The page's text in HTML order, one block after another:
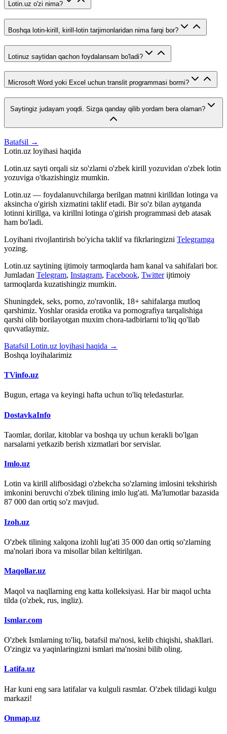
Lotin.uz o'zi nima?
Boshqa lotin-kirill, kirill-lotin tarjimonlaridan nima farqi bor?
Lotinuz saytidan qachon foydalansam bo'ladi?
Microsoft Word yoki Excel uchun translit programmasi bormi?
Saytingiz judayam yoqdi. Sizga qanday qilib yordam bera olaman?
Batafsil →
Lotin.uz loyihasi haqida
Lotin.uz sayti orqali siz so'zlarni o'zbek kirill yozuvidan o'zbek lotin
yozuviga o'tkazishingiz mumkin.
Lotin.uz — foydalanuvchilarga berilgan matnni kirilldan lotinga va
aksincha o'girish xizmatini taklif etadi. Bir so'z bilan aytganda
lotinni kirillga, va kirillni lotinga o'girish programmasi deb atasak
ham bo'ladi.
Loyihani rivojlantirish bo'yicha taklif va fikrlaringizni Telegramga
yozing.
Lotin.uz saytining ijtimoiy tarmoqlarda ham kanal va sahifalari bor.
Jumladan Telegram, Instagram, Facebook, Twitter ijtimoiy
tarmoqlarda kuzatishingiz mumkin.
Shuningdek, seks, porno, zo'ravonlik, 18+ sahifalarga mutloq
qarshimiz. Yoshlar orasida erotika va pornografiya tarqalishiga
qarshi olib borilayotgan muxim chora-tadbirlarni to'liq qo'llab
quvvatlaymiz.
Batafsil Lotin.uz loyihasi haqida →
Boshqa loyihalarimiz
TVinfo.uz
Bugun, ertaga va keyingi hafta uchun to'liq teledasturlar.
DostavkaInfo
Taomlar, dorilar, kitoblar va boshqa uy uchun kerakli bo'lgan
narsalarni yetkazib berish xizmatlari bor servislar.
Imlo.uz
Lotin va kirill alifbosidagi o'zbekcha so'zlarning imlosini tekshirish
imkonini beruvchi o'zbek tilining imlo lug'ati. Ma'lumotlar bazasida
87 000 dan ortiq so'z mavjud.
Izoh.uz
O'zbek tilining xalqona izohli lug'ati 35 000 dan ortiq so'zlarning
ma'nolari ibora va misollar bilan keltirilgan.
Maqollar.uz
Maqol va naqllarning eng katta kolleksiyasi. Har bir maqol uchta
tilda (o'zbek, rus, ingliz).
Ismlar.com
O'zbek Ismlarning to'liq, batafsil ma'nosi, kelib chiqishi, shakllari.
O'zingiz va yaqinlaringizni ismlari ma'nosini bilib oling.
Latifa.uz
Har kuni eng sara latifalar va kulguli rasmlar. O'zbek tilidagi kulgu
markazi!
Onmap.uz